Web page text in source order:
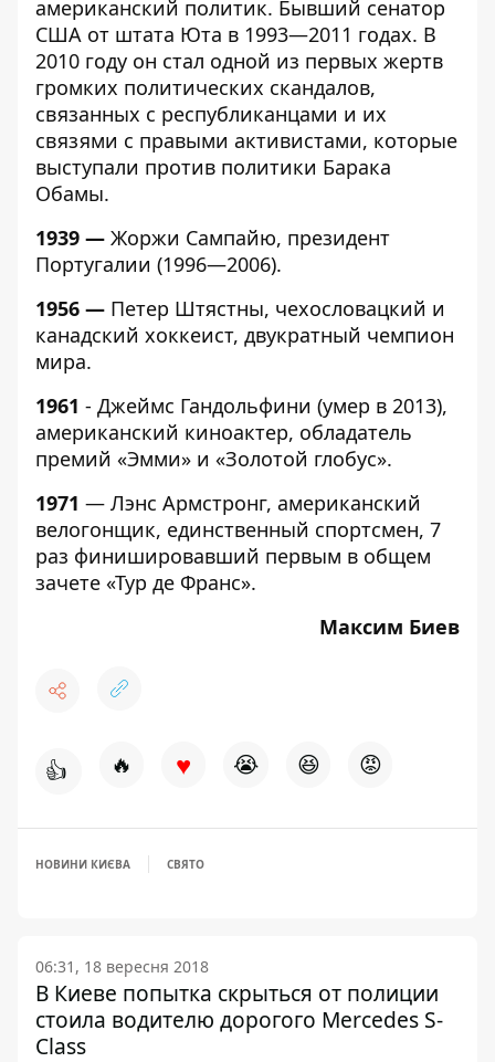
американский политик. Бывший сенатор
США от штата Юта в 1993—2011 годах. В
2010 году он стал одной из первых жертв
громких политических скандалов,
связанных с республиканцами и их
связями с правыми активистами, которые
выступали против политики Барака
Обамы.
1939 — Жоржи Сампайю, президент
Португалии (1996—2006).
1956 — Петер Штястны, чехословацкий и
канадский хоккеист, двукратный чемпион
мира.
1961 - Джеймс Гандольфини (умер в 2013),
американский киноактер, обладатель
премий «Эмми» и «Золотой глобус».
1971 — Лэнс Армстронг, американский
велогонщик, единственный спортсмен, 7
раз финишировавший первым в общем
зачете «Тур де Франс».
Максим Биев
👍 🔥 ♥ 😭 😆 😡
НОВИНИ КИЄВА СВЯТО
06:31, 18 вересня 2018
В Киеве попытка скрыться от полиции
стоила водителю дорогого Mercedes S-
Class